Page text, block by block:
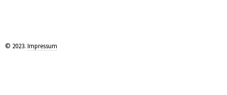
© 2023. Impressum